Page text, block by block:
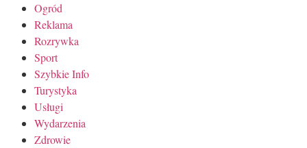
Ogród
Reklama
Rozrywka
Sport
Szybkie Info
Turystyka
Usługi
Wydarzenia
Zdrowie